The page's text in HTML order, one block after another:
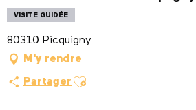
VISITE GUIDÉE
80310 Picquigny
M'y rendre
Partager Ajouter aux favoris